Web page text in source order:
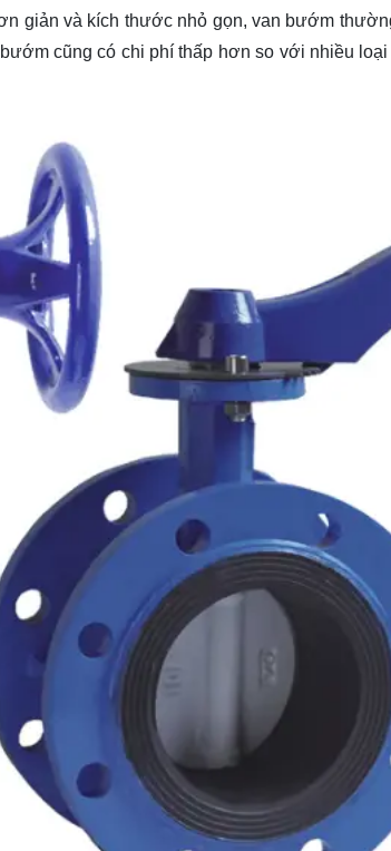
giản và kích thước nhỏ gọn, van bướm
cũng có chi phí thấp hơn so với nhiều